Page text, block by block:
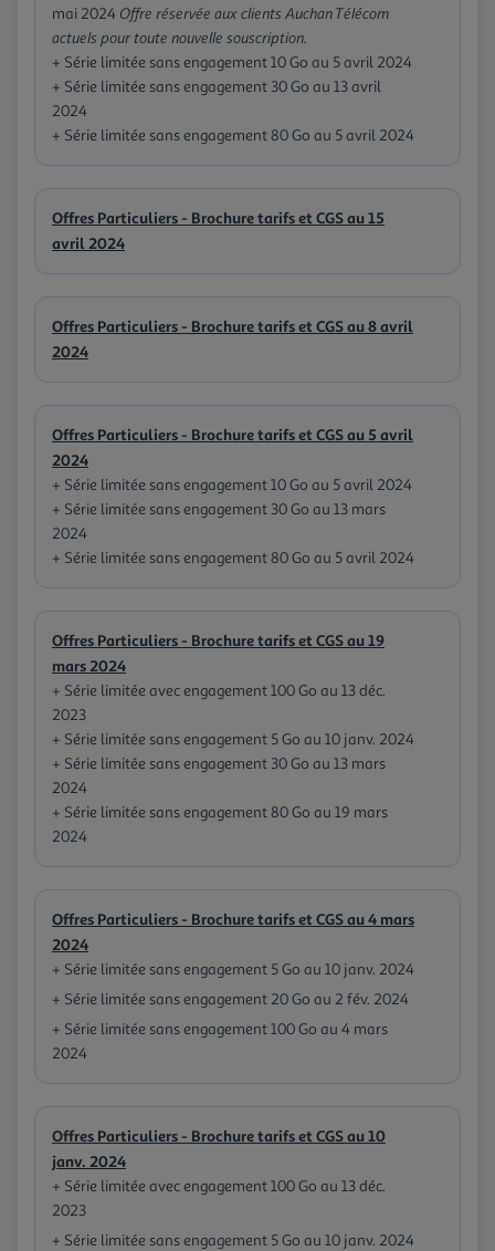
mai 2024 Offre réservée aux clients Auchan Télécom
actuels pour toute nouvelle souscription.
+ Série limitée sans engagement 10 Go au 5 avril 2024
+ Série limitée sans engagement 30 Go au 13 avril
2024
+ Série limitée sans engagement 80 Go au 5 avril 2024
Offres Particuliers - Brochure tarifs et CGS au 15
avril 2024
Offres Particuliers - Brochure tarifs et CGS au 8 avril
2024
Offres Particuliers - Brochure tarifs et CGS au 5 avril
2024
+ Série limitée sans engagement 10 Go au 5 avril 2024
+ Série limitée sans engagement 30 Go au 13 mars
2024
+ Série limitée sans engagement 80 Go au 5 avril 2024
Offres Particuliers - Brochure tarifs et CGS au 19
mars 2024
+ Série limitée avec engagement 100 Go au 13 déc.
2023
+ Série limitée sans engagement 5 Go au 10 janv. 2024
+ Série limitée sans engagement 30 Go au 13 mars
2024
+ Série limitée sans engagement 80 Go au 19 mars
2024
Offres Particuliers - Brochure tarifs et CGS au 4 mars
2024
+ Série limitée sans engagement 5 Go au 10 janv. 2024
+ Série limitée sans engagement 20 Go au 2 fév. 2024
+ Série limitée sans engagement 100 Go au 4 mars
2024
Offres Particuliers - Brochure tarifs et CGS au 10
janv. 2024
+ Série limitée avec engagement 100 Go au 13 déc.
2023
+ Série limitée sans engagement 5 Go au 10 janv. 2024